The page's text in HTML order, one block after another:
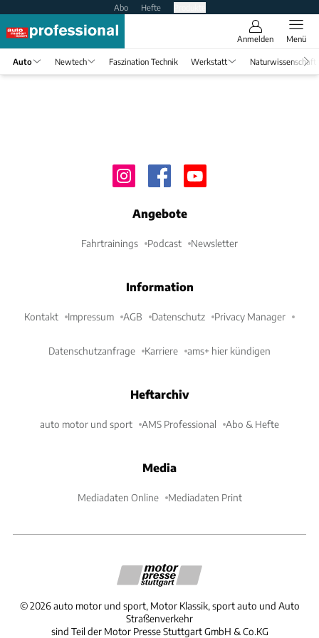
Abo Hefte
Anmelden Menü
Auto Newtech Faszination Technik Werkstatt Naturwissenschaft
Angebote
Fahrtrainings Podcast Newsletter
Information
Kontakt Impressum AGB Datenschutz Privacy Manager
Datenschutzanfrage Karriere ams+ hier kündigen
Heftarchiv
auto motor und sport AMS Professional Abo & Hefte
Media
Mediadaten Online Mediadaten Print
©2026 auto motor und sport, Motor Klassik, sport auto und Auto
Straßenverkehr
sind Teil der Motor Presse Stuttgart GmbH & Co.KG